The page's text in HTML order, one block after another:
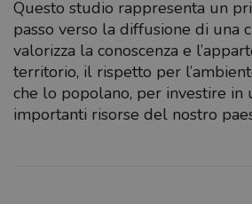
Questo studio rappresenta un
passo verso la diffusione di una
valorizza la conoscenza e
territorio, il rispetto per
che lo popolano, per investire in
importanti risorse del nostro